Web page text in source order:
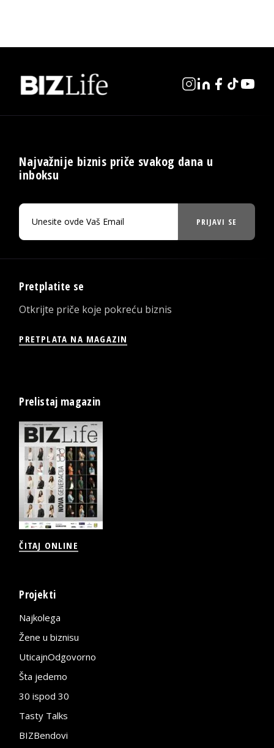
Najvažnije biznis priče svakog dana u
inboksu
PRIJAVI SE
Pretplatite se
Otkrijte priče koje pokreću biznis
PRETPLATA NA MAGAZIN
Prelistaj magazin
ČITAJ ONLINE
Projekti
Najkolega
Žene u biznisu
UticajnOdgovorno
Šta jedemo
30 ispod 30
Tasty Talks
BIZBendovi